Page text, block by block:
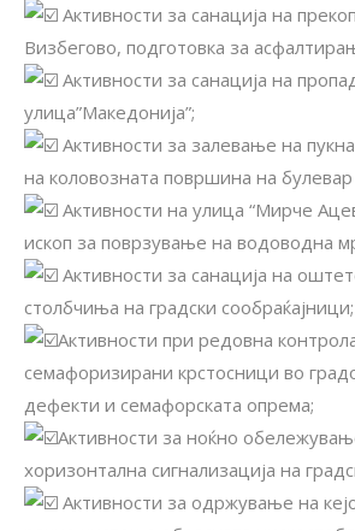
Активности за санација на
Визбегово, подготовка за
Активности за санација на
улица”Македонија”;
Активности за залевање на
на коловозната површина на булевар
Активности на улица “Мирче
ископ за поврзување на водоводна
Aктивности за санација на
столбчиња на градски сообраќајници;
Активности при редовна
семафоризирани крстосници во
дефекти и семафорската опрема;
Активности за ноќно
хоризонтална сигнализација на
Aктивности за одржување на